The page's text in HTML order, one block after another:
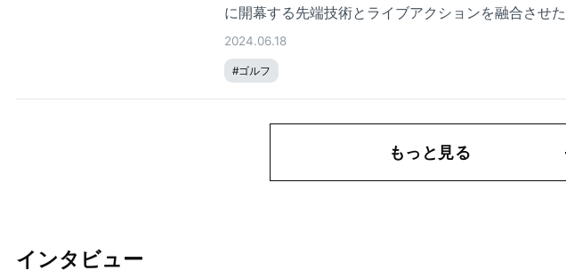
に開幕する先端技術とライブアクションを融合させ
SoFi』を独占ライブ配信することを決定した。
2024.06.18
#ゴルフ
もっと見る
インタビュー